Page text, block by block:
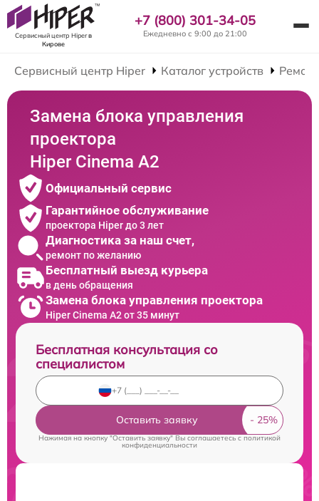
Сервисный центр Hiperв
Кирове
+7 (800) 301-34-05
Ежедневно с 9:00 до 21:00
Сервисный центр Hiper Каталог устройств
Замена блока управления
проектора
Hiper Cinema A2
Официальный сервис
Гарантийное обслуживание
проектора Hiper до 3 лет
Диагностика за наш счет,
ремонт по желанию
Бесплатный выезд курьера
в день обращения
Замена блока управления проектора
Hiper Cinema A2 от 35 минут
Бесплатная консультация со
специалистом
Оставить заявку
Нажимая на кнопку "Оставить заявку" Вы соглашаетесь cполитикой
конфиденциальности